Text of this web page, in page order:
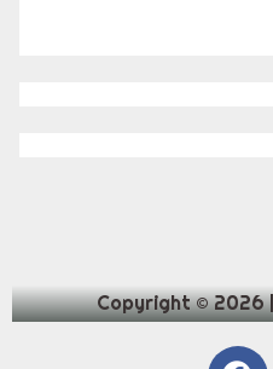
Copyright © 2026 |